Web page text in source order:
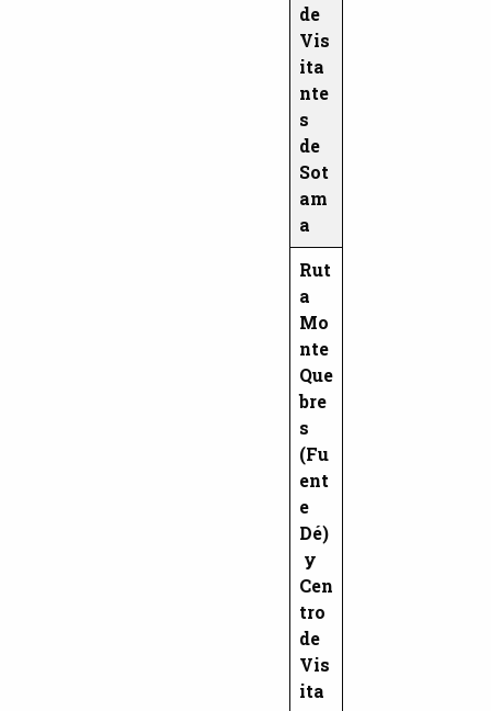
de
Vis
ita
nte
s
de
Sot
am
a
Rut
a
Mo
nte
Que
bre
s
(Fu
ent
e
Dé)
y
Cen
tro
de
Vis
ita